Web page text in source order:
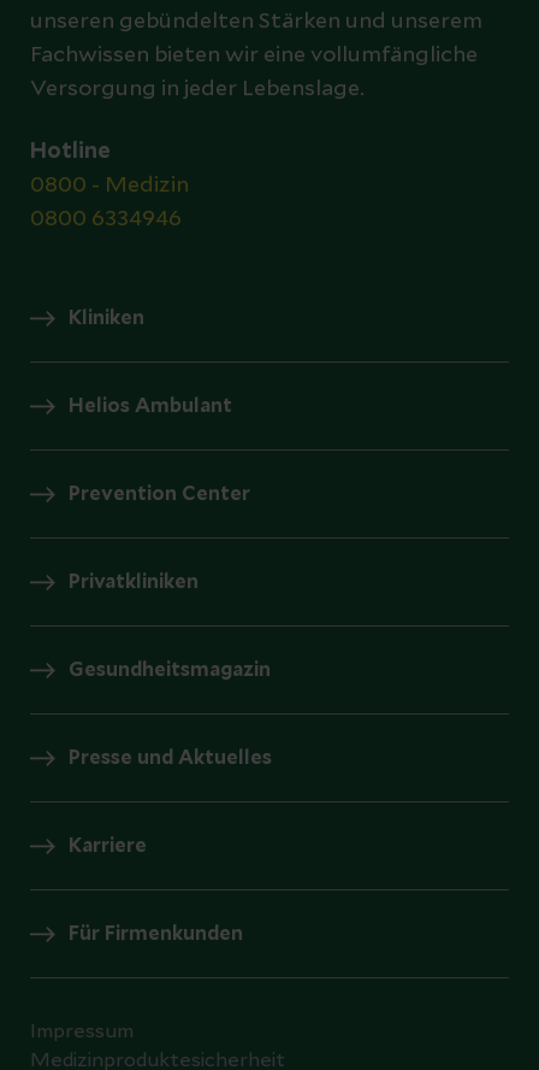
unseren gebündelten Stärken und unserem
Fachwissen bieten wir eine vollumfängliche
Versorgung in jeder Lebenslage.
Hotline
0800 - Medizin
0800 6334946
Kliniken
Helios Ambulant
Prevention Center
Privatkliniken
Gesundheitsmagazin
Presse und Aktuelles
Karriere
Für Firmenkunden
Impressum
Medizinproduktesicherheit